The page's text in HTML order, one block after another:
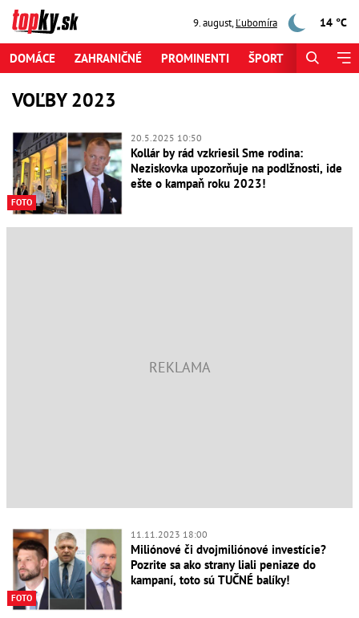
9. august,Ľubomíra 14 °C
DOMÁCE ZAHRANIČNÉ PROMINENTI ŠPORT
VOĽBY 2023
FOTO
20.5.2025 10:50
Kollár by rád vzkriesil Sme rodina:
Neziskovka upozorňuje na podlžnosti, ide
ešte o kampaň roku 2023!
FOTO
11.11.2023 18:00
Miliónové či dvojmiliónové investície?
Pozrite sa ako strany liali peniaze do
kampaní, toto sú TUČNÉ balíky!